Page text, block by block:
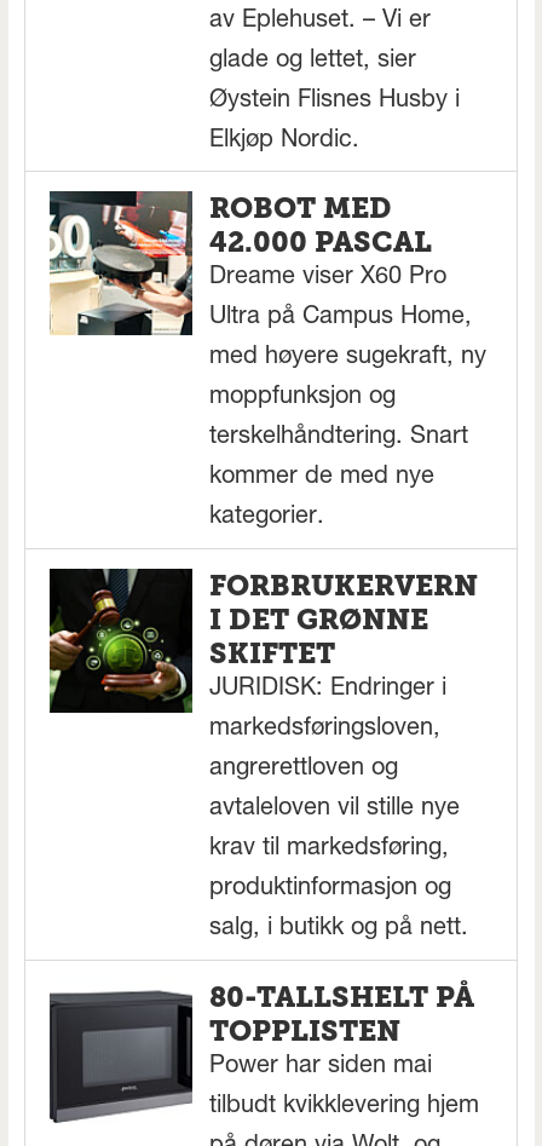
av Eplehuset. – Vi er
glade og lettet, sier
Øystein Flisnes Husby i
Elkjøp Nordic.
ROBOT MED
42.000 PASCAL
Dreame viser X60 Pro
Ultra på Campus Home,
med høyere sugekraft, ny
moppfunksjon og
terskelhåndtering. Snart
kommer de med nye
kategorier.
FORBRUKERVERN
I DET GRØNNE
SKIFTET
JURIDISK: Endringer i
markedsføringsloven,
angrerettloven og
avtaleloven vil stille nye
krav til markedsføring,
produktinformasjon og
salg, i butikk og på nett.
80-TALLSHELT PÅ
TOPPLISTEN
Power har siden mai
tilbudt kvikklevering hjem